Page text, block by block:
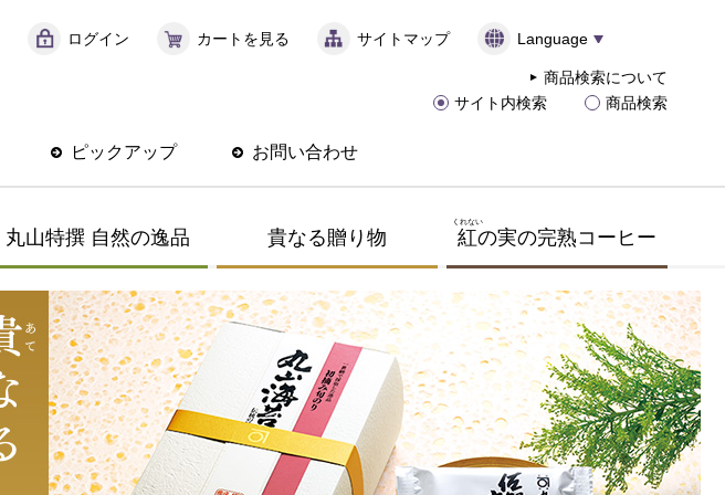
ログイン カートを見る サイトマップ Language
ピックアップ お問い合わせ
商品検索について
サイト内検索
商品検索
丸山特撰 自然の逸品 貴なる贈り物 紅
くれない
の実の完熟コーヒー